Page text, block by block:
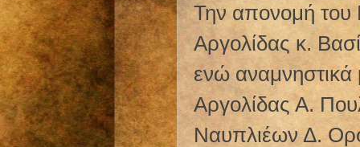
Την απονομή
Αργολίδας κ.
ενώ αναμνηστικά
Αργολίδας Α.
Ναυπλιέων Δ.